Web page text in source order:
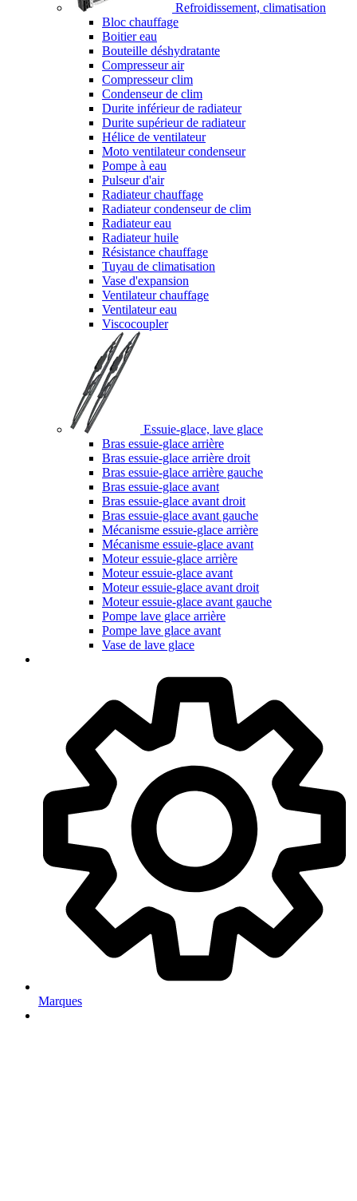
Refroidissement, climatisation
Bloc chauffage
Boitier eau
Bouteille déshydratante
Compresseur air
Compresseur clim
Condenseur de clim
Durite inférieur de radiateur
Durite supérieur de radiateur
Hélice de ventilateur
Moto ventilateur condenseur
Pompe à eau
Pulseur d'air
Radiateur chauffage
Radiateur condenseur de clim
Radiateur eau
Radiateur huile
Résistance chauffage
Tuyau de climatisation
Vase d'expansion
Ventilateur chauffage
Ventilateur eau
Viscocoupler
Essuie-glace, lave glace
Bras essuie-glace arrière
Bras essuie-glace arrière droit
Bras essuie-glace arrière gauche
Bras essuie-glace avant
Bras essuie-glace avant droit
Bras essuie-glace avant gauche
Mécanisme essuie-glace arrière
Mécanisme essuie-glace avant
Moteur essuie-glace arrière
Moteur essuie-glace avant
Moteur essuie-glace avant droit
Moteur essuie-glace avant gauche
Pompe lave glace arrière
Pompe lave glace avant
Vase de lave glace
Marques